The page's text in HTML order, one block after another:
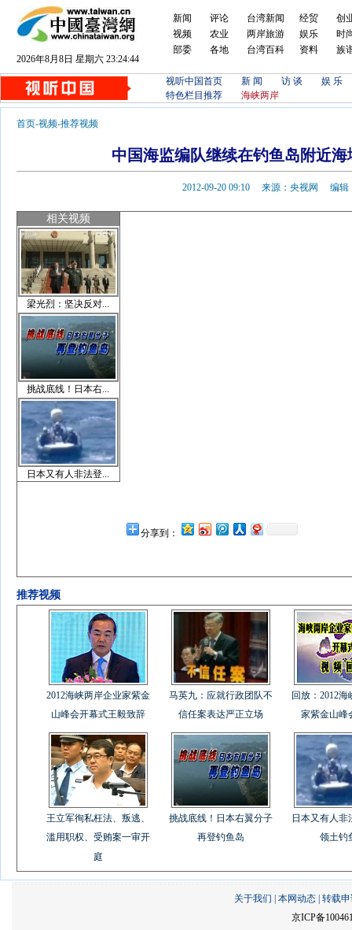
2026年8月8日 星期六 23:24:44
新闻
视频
部委
评论
农业
各地
台湾新闻
两岸旅游
台湾百科
经贸
娱乐
资料
创
时
族
视听中国首页 新 闻 访 谈
娱 乐
特色栏目推荐
海峡两岸
首页-视频-推荐视频
中国海监编队继续在钓鱼岛附近
2012-09-20 09:10 来源：央视网 编辑
分享到：
相关视频
梁光烈：坚决反对...
挑战底线！日本右...
日本又有人非法登...
推荐视频
2012海峡两岸企业家紫金
山峰会开幕式王毅致辞
马英九：应就行政团队不
信任案表达严正立场
回放：2012
家紫金山峰
王立军徇私枉法、叛逃、
滥用职权、受贿案一审开
庭
挑战底线！日本右翼分子
再登钓鱼岛
日本又有人非
领土钓
关于我们 本网动态 转载
京ICP备